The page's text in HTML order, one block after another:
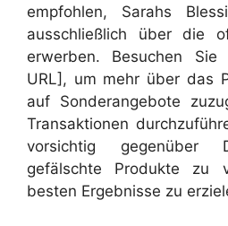
empfohlen, Sarahs
ausschließlich über die
erwerben. Besuchen Sie
URL], um mehr über das
auf Sonderangebote
Transaktionen
vorsichtig gegenüber
gefälschte Produkte zu
besten Ergebnisse zu